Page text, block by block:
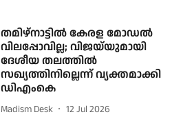
തമിഴ്‌നാട്ടിൽ കേരള മോഡൽ
വിലപ്പോവില്ല; വിജയ്‌യുമായി
ദേശീയ തലത്തിൽ
സഖ്യത്തിനില്ലെന്ന് വ്യക്തമാക്കി
ഡിഎംകെ
Madism Desk 12 Jul 2026